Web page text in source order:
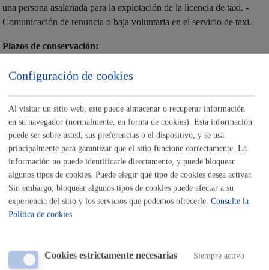
una persona asalariada para la explotación de la licencia de taxi. -
Comunicación de renuncia o baja voluntaria en el servicio de taxi.
Plazos de conservación:
Conservación permanente Código 153 (Licencia de taxi). Propuesta
de tablas de evaluación documental aprobadas por la Comisión de
Valoración y Selección de Documentación (COVASED, Comisión
aprobada por el Decreto 232/2000, de 21 de noviembre, por el que
se aprueban el Reglamento de los Servicios de Archivo y las normas
reguladoras del Patrimonio Documental del País Vasco).
Legitimación
Art 6.1.e) RGPD, Misión realizada en interés público o ejercicio de
poderes públicos. Artículo 6.1.c) RGPD Obligación legal: - Ley
2/2000, de 29 de junio, de transporte público urbano e interurbano
9.2.a) RGPD consentimiento explícito
Configuración de cookies
Al visitar un sitio web, este puede almacenar o recuperar información
en su navegador (normalmente, en forma de cookies). Esta información
puede ser sobre usted, sus preferencias o el dispositivo, y se usa
principalmente para garantizar que el sitio funcione correctamente. La
información no puede identificarle directamente, y puede bloquear
algunos tipos de cookies. Puede elegir qué tipo de cookies desea activar.
Sin embargo, bloquear algunos tipos de cookies puede afectar a su
experiencia del sitio y los servicios que podemos ofrecerle. Consulte la
Política de cookies
Cookies estrictamente necesarias Siempre activo